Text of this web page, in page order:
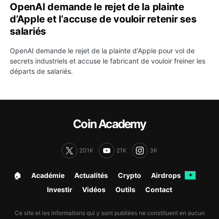
OpenAI demande le rejet de la plainte
d’Apple et l’accuse de vouloir retenir ses
salariés
OpenAI demande le rejet de la plainte d'Apple pour vol de
secrets industriels et accuse le fabricant de vouloir freiner les
départs de salariés.
Coin Academy
201K 21K 3K
🏠︎ Académie Actualités Crypto Airdrops ✦
Investir Vidéos Outils Contact
Ce site et les informations qui y sont publiées ne constituent en aucun